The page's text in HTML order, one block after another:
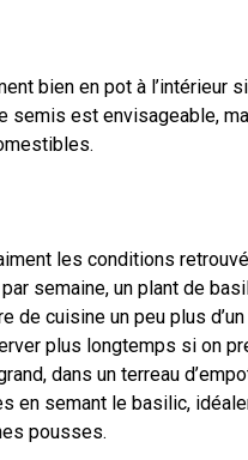
bien en pot à l’intérieur
semis est envisageable,
les conditions
semaine, un plant de
de cuisine un peu plus
plus longtemps si on
dans un terreau
en semant le basilic,
pousses.